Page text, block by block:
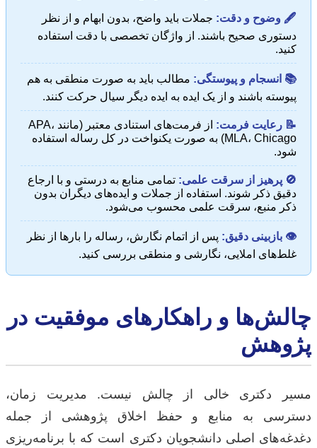
🖋️ وضوح و دقت: جملات باید واضح، بدون ابهام و از نظر
دستوری صحیح باشند. از واژگان تخصصی با دقت استفاده
کنید.
📚 انسجام و پیوستگی: مطالب باید به صورت منطقی به هم
پیوسته باشند و از یک ایده به ایده دیگر سیال حرکت کنند.
📝 رعایت فرمت:
از فرمت‌های استنادی معتبر (مانند APA،
MLA، Chicago) به صورت یکنواخت در کل رساله استفاده
شود.
🚫 پرهیز از سرقت علمی: تمامی منابع به درستی و با ارجاع
دقیق ذکر شوند. استفاده از جملات و ایده‌های دیگران بدون
ذکر منبع، سرقت علمی محسوب می‌شود.
👁️ بازبینی دقیق: پس از اتمام نگارش، رساله را بارها از نظر
غلط‌های املایی، نگارشی و منطقی بررسی کنید.
چالش‌ها و راهکارهای موفقیت در
پژوهش
مسیر دکتری خالی از چالش نیست. مدیریت زمان،
دسترسی به منابع و حفظ اخلاق پژوهشی از جمله
دغدغه‌های اصلی دانشجویان دکتری است که با برنامه‌ریزی